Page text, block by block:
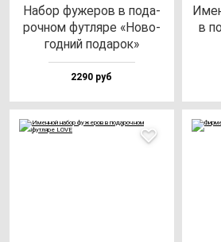
Набор фу­же­ров в по­да­
роч­ном фут­ля­ре «Ново­
год­ний по­да­рок»
2290 руб
в